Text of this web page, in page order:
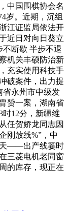
中国围棋协会名
岁。近期，沉组
江证监局依法开
近日对向日葵立
断歇 半步不退
机关丰硕防治新
充实使用科技手
破案件，出力提
省永州市中级发
赟一案，湖南省
时12分，新疆维
任贺娇龙同志因
刚放线%”，中
天——出产线霎时
三菱电机老同窗
的库存，现正在